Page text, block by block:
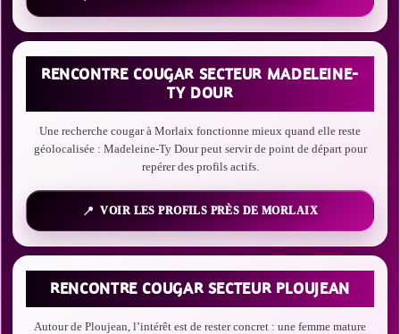
RENCONTRE COUGAR SECTEUR MADELEINE-
TY DOUR
Une recherche cougar à Morlaix fonctionne mieux quand elle reste
géolocalisée : Madeleine-Ty Dour peut servir de point de départ pour
repérer des profils actifs.
VOIR LES PROFILS PRÈS DE MORLAIX
RENCONTRE COUGAR SECTEUR PLOUJEAN
Autour de Ploujean, l’intérêt est de rester concret : une femme mature